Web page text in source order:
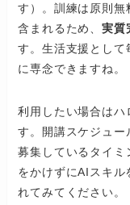
す）。訓練は原則無
含まれるため、実質
す。生活支援として
に専念できますね。
利用したい場合はハ
す。開講スケジュー
募集しているタイミ
をかけずにAIスキル
れてみてください。